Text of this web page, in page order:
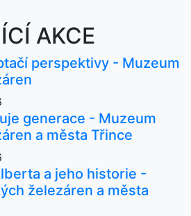
AKCE
perspektivy - Muzeum
generace - Muzeum
a města Třince
a jeho historie -
železáren a města